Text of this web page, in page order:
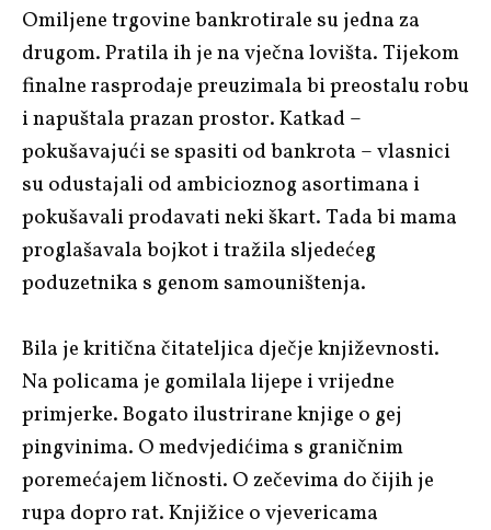
Omiljene trgovine bankrotirale su jedna za
drugom. Pratila ih je na vječna lovišta. Tijekom
finalne rasprodaje preuzimala bi preostalu robu
i napuštala prazan prostor. Katkad –
pokušavajući se spasiti od bankrota – vlasnici
su odustajali od ambicioznog asortimana i
pokušavali prodavati neki škart. Tada bi mama
proglašavala bojkot i tražila sljedećeg
poduzetnika s genom samouništenja.
Bila je kritična čitateljica dječje književnosti.
Na policama je gomilala lijepe i vrijedne
primjerke. Bogato ilustrirane knjige o gej
pingvinima. O medvjedićima s graničnim
poremećajem ličnosti. O zečevima do čijih je
rupa dopro rat. Knjižice o vjevericama